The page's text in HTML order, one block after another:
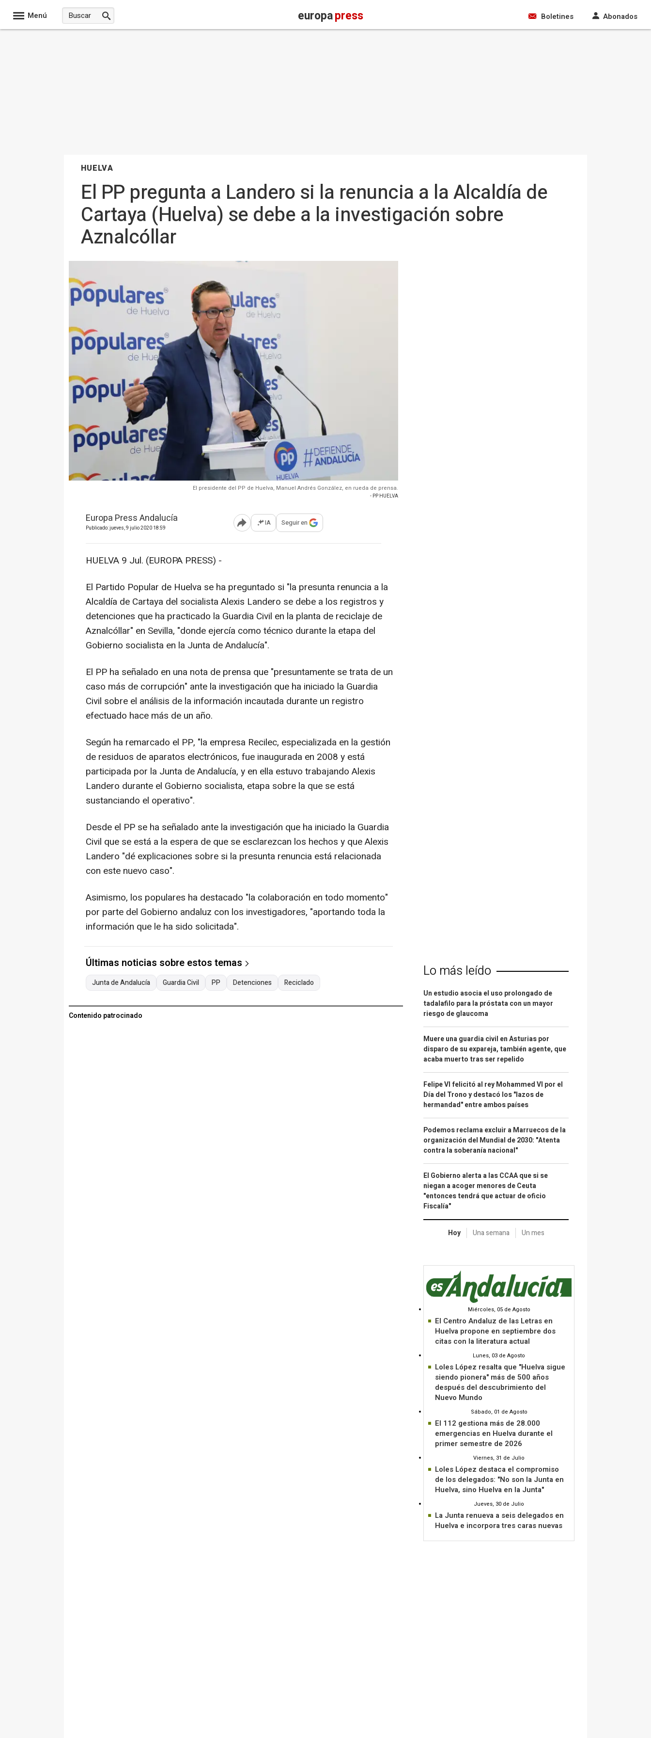
Menú europapress Boletines Abonados
HUELVA
El PP pregunta a Landero si la renuncia a la Alcaldía de
Cartaya (Huelva) se debe a la investigación sobre
Aznalcóllar
El presidente del PP de Huelva, Manuel Andrés González, en rueda de prensa.
- PP HUELVA
Europa Press Andalucía
Publicado: jueves, 9 julio 2020 18:59 Abrir opciones para compartir
IA Seguir en
HUELVA 9 Jul. (EUROPA PRESS) -
El Partido Popular de Huelva se ha preguntado si "la presunta renuncia a la
Alcaldía de Cartaya del socialista Alexis Landero se debe a los registros y
detenciones que ha practicado la Guardia Civil en la planta de reciclaje de
Aznalcóllar" en Sevilla, "donde ejercía como técnico durante la etapa del
Gobierno socialista en la Junta de Andalucía".
El PP ha señalado en una nota de prensa que "presuntamente se trata de un
caso más de corrupción" ante la investigación que ha iniciado la Guardia
Civil sobre el análisis de la información incautada durante un registro
efectuado hace más de un año.
Según ha remarcado el PP, "la empresa Recilec, especializada en la gestión
de residuos de aparatos electrónicos, fue inaugurada en 2008 y está
participada por la Junta de Andalucía, y en ella estuvo trabajando Alexis
Landero durante el Gobierno socialista, etapa sobre la que se está
sustanciando el operativo".
Desde el PP se ha señalado ante la investigación que ha iniciado la Guardia
Civil que se está a la espera de que se esclarezcan los hechos y que Alexis
Landero "dé explicaciones sobre si la presunta renuncia está relacionada
con este nuevo caso".
Asimismo, los populares ha destacado "la colaboración en todo momento"
por parte del Gobierno andaluz con los investigadores, "aportando toda la
información que le ha sido solicitada".
Últimas noticias sobre estos temas
Junta de Andalucía Guardia Civil PP Detenciones Reciclado
Contenido patrocinado
Lo más leído
Un estudio asocia el uso prolongado de
tadalafilo para la próstata con un mayor
riesgo de glaucoma
Muere una guardia civil en Asturias por
disparo de su expareja, también agente, que
acaba muerto tras ser repelido
Felipe VI felicitó al rey Mohammed VI por el
Día del Trono y destacó los "lazos de
hermandad" entre ambos países
Podemos reclama excluir a Marruecos de la
organización del Mundial de 2030: "Atenta
contra la soberanía nacional"
El Gobierno alerta a las CCAA que si se
niegan a acoger menores de Ceuta
"entonces tendrá que actuar de oficio
Fiscalía"
Hoy Una semana Un mes
Miércoles, 05 de Agosto
El Centro Andaluz de las Letras en
Huelva propone en septiembre dos
citas con la literatura actual
Lunes, 03 de Agosto
Loles López resalta que "Huelva sigue
siendo pionera" más de 500 años
después del descubrimiento del
Nuevo Mundo
Sábado, 01 de Agosto
El 112 gestiona más de 28.000
emergencias en Huelva durante el
primer semestre de 2026
Viernes, 31 de Julio
Loles López destaca el compromiso
de los delegados: "No son la Junta en
Huelva, sino Huelva en la Junta"
Jueves, 30 de Julio
La Junta renueva a seis delegados en
Huelva e incorpora tres caras nuevas